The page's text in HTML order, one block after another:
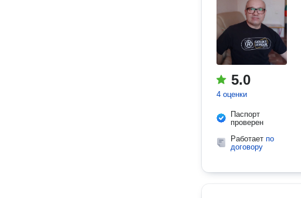
5.0
4 оценки
Паспорт
проверен
Работает по
договору